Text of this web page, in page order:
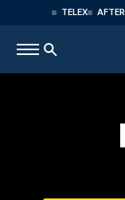
TELEX AFTER